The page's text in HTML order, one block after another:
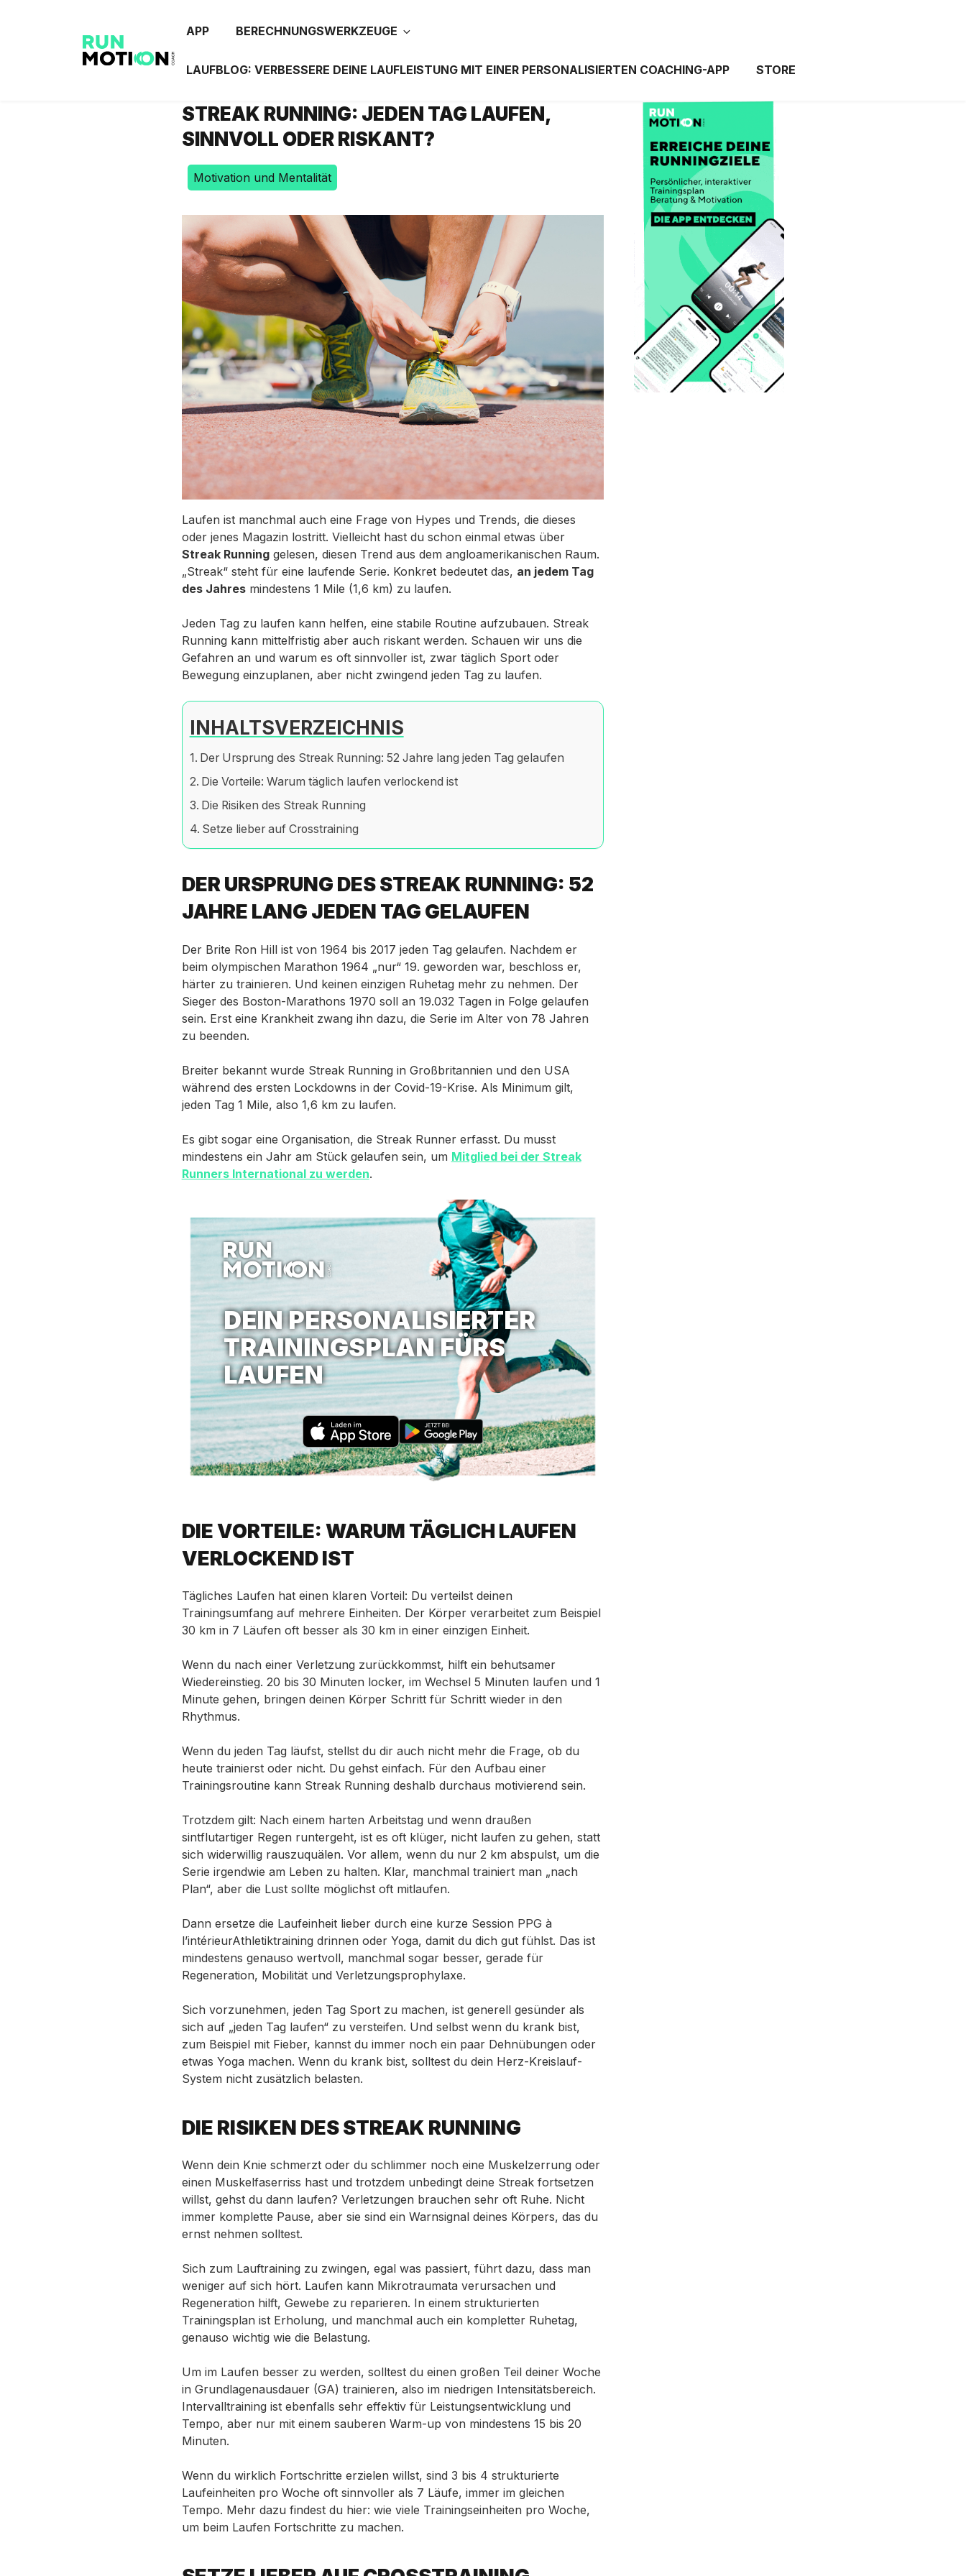
APP BERECHNUNGSWERKZEUGE
LAUFBLOG: VERBESSERE DEINE LAUFLEISTUNG MIT EINER PERSONALISIERTEN COACHING-APP STORE
STREAK RUNNING: JEDEN TAG LAUFEN,
SINNVOLL ODER RISKANT?
Motivation und Mentalität
Laufen ist manchmal auch eine Frage von Hypes und Trends, die dieses
oder jenes Magazin lostritt. Vielleicht hast du schon einmal etwas über
Streak Runninggelesen, diesen Trend aus dem angloamerikanischen Raum.
„Streak“ steht für eine laufende Serie. Konkret bedeutet das, an jedem Tag
des Jahresmindestens 1 Mile (1,6 km) zu laufen.
Jeden Tag zu laufen kann helfen, eine stabile Routine aufzubauen. Streak
Running kann mittelfristig aber auch riskant werden. Schauen wir uns die
Gefahren an und warum es oft sinnvoller ist, zwar täglich Sport oder
Bewegung einzuplanen, aber nicht zwingend jeden Tag zu laufen.
INHALTSVERZEICHNIS
Der Ursprung des Streak Running: 52 Jahre lang jeden Tag gelaufen
Die Vorteile: Warum täglich laufen verlockend ist
Die Risiken des Streak Running
Setze lieber auf Crosstraining
DER URSPRUNG DES STREAK RUNNING: 52
JAHRE LANG JEDEN TAG GELAUFEN
Der Brite Ron Hill ist von 1964 bis 2017 jeden Tag gelaufen. Nachdem er
beim olympischen Marathon 1964 „nur“ 19. geworden war, beschloss er,
härter zu trainieren. Und keinen einzigen Ruhetag mehr zu nehmen. Der
Sieger des Boston-Marathons 1970 soll an 19.032 Tagen in Folge gelaufen
sein. Erst eine Krankheit zwang ihn dazu, die Serie im Alter von 78 Jahren
zu beenden.
Breiter bekannt wurde Streak Running in Großbritannien und den USA
während des ersten Lockdowns in der Covid-19-Krise. Als Minimum gilt,
jeden Tag 1 Mile, also 1,6 km zu laufen.
Es gibt sogar eine Organisation, die Streak Runner erfasst. Du musst
mindestens ein Jahr am Stück gelaufen sein, um Mitglied bei der Streak
Runners International zu werden.
DEIN PERSONALISIERTER
TRAININGSPLAN FÜRS
LAUFEN
DIE VORTEILE: WARUM TÄGLICH LAUFEN
VERLOCKEND IST
Tägliches Laufen hat einen klaren Vorteil: Du verteilst deinen
Trainingsumfang auf mehrere Einheiten. Der Körper verarbeitet zum Beispiel
30 km in 7 Läufen oft besser als 30 km in einer einzigen Einheit.
Wenn du nach einer Verletzung zurückkommst, hilft ein behutsamer
Wiedereinstieg. 20 bis 30 Minuten locker, im Wechsel 5 Minuten laufen und 1
Minute gehen, bringen deinen Körper Schritt für Schritt wieder in den
Rhythmus.
Wenn du jeden Tag läufst, stellst du dir auch nicht mehr die Frage, ob du
heute trainierst oder nicht. Du gehst einfach. Für den Aufbau einer
Trainingsroutine kann Streak Running deshalb durchaus motivierend sein.
Trotzdem gilt: Nach einem harten Arbeitstag und wenn draußen
sintflutartiger Regen runtergeht, ist es oft klüger, nicht laufen zu gehen, statt
sich widerwillig rauszuquälen. Vor allem, wenn du nur 2 km abspulst, um die
Serie irgendwie am Leben zu halten. Klar, manchmal trainiert man „nach
Plan“, aber die Lust sollte möglichst oft mitlaufen.
Dann ersetze die Laufeinheit lieber durch eine kurze Session PPG à
l’intérieurAthletiktraining drinnen oder Yoga, damit du dich gut fühlst. Das ist
mindestens genauso wertvoll, manchmal sogar besser, gerade für
Regeneration, Mobilität und Verletzungsprophylaxe.
Sich vorzunehmen, jeden Tag Sport zu machen, ist generell gesünder als
sich auf „jeden Tag laufen“ zu versteifen. Und selbst wenn du krank bist,
zum Beispiel mit Fieber, kannst du immer noch ein paar Dehnübungen oder
etwas Yoga machen. Wenn du krank bist, solltest du dein Herz-Kreislauf-
System nicht zusätzlich belasten.
DIE RISIKEN DES STREAK RUNNING
Wenn dein Knie schmerzt oder du schlimmer noch eine Muskelzerrung oder
einen Muskelfaserriss hast und trotzdem unbedingt deine Streak fortsetzen
willst, gehst du dann laufen? Verletzungen brauchen sehr oft Ruhe. Nicht
immer komplette Pause, aber sie sind ein Warnsignal deines Körpers, das du
ernst nehmen solltest.
Sich zum Lauftraining zu zwingen, egal was passiert, führt dazu, dass man
weniger auf sich hört. Laufen kann Mikrotraumata verursachen und
Regeneration hilft, Gewebe zu reparieren. In einem strukturierten
Trainingsplan ist Erholung, und manchmal auch ein kompletter Ruhetag,
genauso wichtig wie die Belastung.
Um im Laufen besser zu werden, solltest du einen großen Teil deiner Woche
in Grundlagenausdauer (GA) trainieren, also im niedrigen Intensitätsbereich.
Intervalltraining ist ebenfalls sehr effektiv für Leistungsentwicklung und
Tempo, aber nur mit einem sauberen Warm-up von mindestens 15 bis 20
Minuten.
Wenn du wirklich Fortschritte erzielen willst, sind 3 bis 4 strukturierte
Laufeinheiten pro Woche oft sinnvoller als 7 Läufe, immer im gleichen
Tempo. Mehr dazu findest du hier: wie viele Trainingseinheiten pro Woche,
um beim Laufen Fortschritte zu machen.